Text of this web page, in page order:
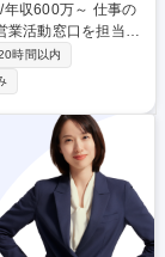
万～ 仕事の
業活動窓口を担当。
案から営業までを
案。見積作成、納
議や、新規参入に
・客先での勤務と
で、月1回全社で進
いですが、個人任
時間以内